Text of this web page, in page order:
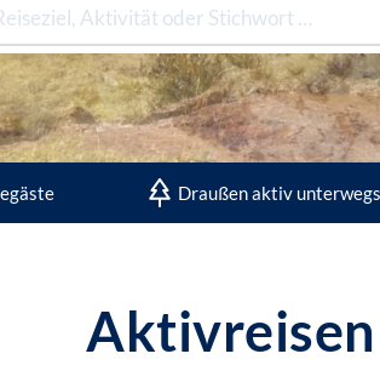
Draußen aktiv unterwegs